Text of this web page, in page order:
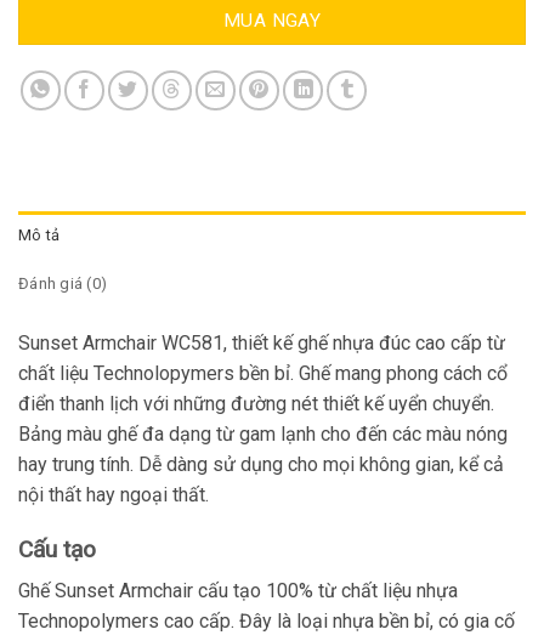
MUA NGAY
Mô tả
Đánh giá (0)
Sunset Armchair WC581, thiết kế ghế nhựa đúc cao cấp từ
chất liệu Technolopymers bền bỉ. Ghế mang phong cách cổ
điển thanh lịch với những đường nét thiết kế uyển chuyển.
Bảng màu ghế đa dạng từ gam lạnh cho đến các màu nóng
hay trung tính. Dễ dàng sử dụng cho mọi không gian, kể cả
nội thất hay ngoại thất.
Cấu tạo
Ghế Sunset Armchair cấu tạo 100% từ chất liệu nhựa
Technopolymers cao cấp. Đây là loại nhựa bền bỉ, có gia cố